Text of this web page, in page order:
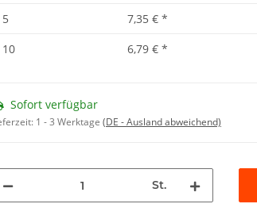
5
7,35 € *
10
6,79 € *
Sofort verfügbar
1 - 3 Werktage (DE - Ausland abweichend)
St.